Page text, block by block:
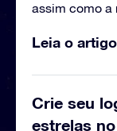
assim como a
Leia o
Crie seu
estrelas